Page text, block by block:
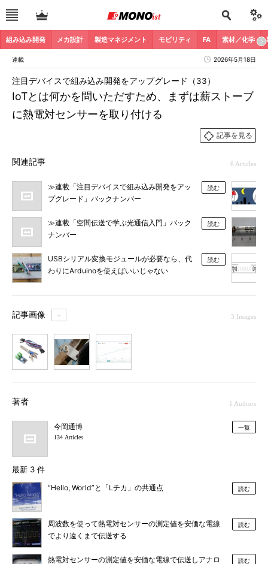
組み込み開発 メカ設計 製造マネジメント モビリティ FA 素材／化学
連載 2026年5月18日
IoTとは何かを問いただすため、まずは薪ストーブ
に熱電対センサーを取り付ける
注目デバイスで組み込み開発をアップグレード（33）
記事を見る
関連記事 6 Articles
≫連載「注目デバイスで組み込み開発をアッ
プグレード」バックナンバー
読む
≫連載「空間伝送で学ぶ光通信入門」バック
ナンバー
読む
USBシリアル変換モジュールが必要なら、代
わりにArduinoを使えばいいじゃない
読む
記事画像 ＋ 3 Images
著者 1 Authors
今岡通博
134 Articles
一覧
最新 3 件
“Hello, World”と「Lチカ」の共通点 読む
周波数を使って熱電対センサーの測定値を安価な電線
でより遠くまで伝送する
読む
熱電対センサーの測定値を安価な電線で伝送しアナロ
読む